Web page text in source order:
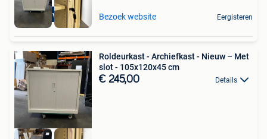
Incl levering Bezoek website Eergisteren
Roldeurkast - Archiefkast - Nieuw – Met
slot - 105x120x45 cm
€ 245,00 Details